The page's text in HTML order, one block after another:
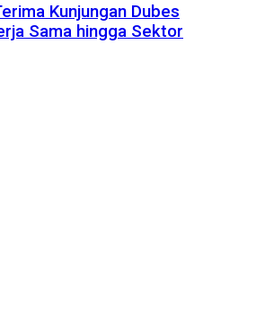
Kunjungan Dubes
Sama hingga Sektor